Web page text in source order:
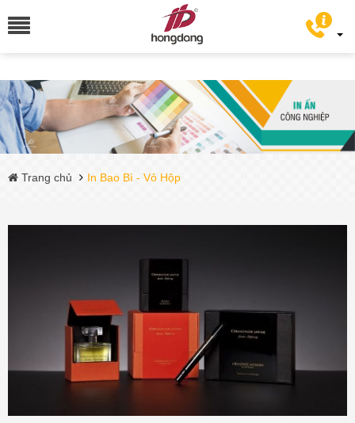
Trang chủ In Bao Bì - Vỏ Hộp